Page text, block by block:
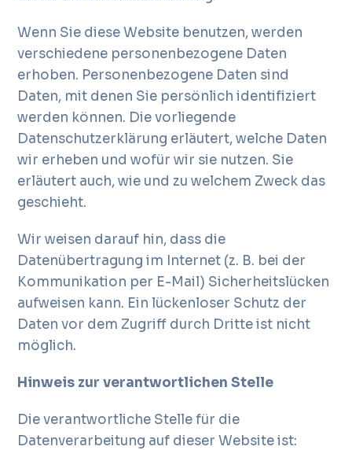
Wenn Sie diese Website benutzen, werden
verschiedene personenbezogene Daten
erhoben. Personenbezogene Daten sind
Daten, mit denen Sie persönlich identifiziert
werden können. Die vorliegende
Datenschutzerklärung erläutert, welche Daten
wir erheben und wofür wir sie nutzen. Sie
erläutert auch, wie und zu welchem Zweck das
geschieht.
Wir weisen darauf hin, dass die
Datenübertragung im Internet (z. B. bei der
Kommunikation per E-Mail) Sicherheitslücken
aufweisen kann. Ein lückenloser Schutz der
Daten vor dem Zugriff durch Dritte ist nicht
möglich.
Hinweis zur verantwortlichen Stelle
Die verantwortliche Stelle für die
Datenverarbeitung auf dieser Website ist: